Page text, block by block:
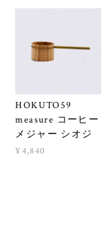
HOKUTO59
measure コーヒー
メジャー シオジ
¥4,840